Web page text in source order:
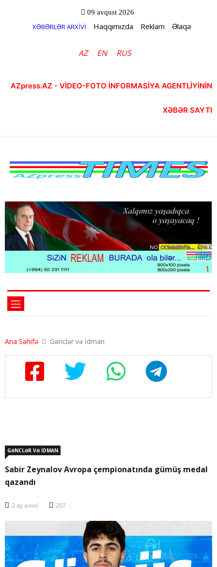
09 avqust 2026
XƏBƏRLƏR ARXİVİ Haqqımızda Reklam Əlaqə
AZ EN RUS
AZpress.AZ - VİDEO-FOTO İNFORMASİYA AGENTLİYİNİN
XƏBƏR SAYTI
Ana Səhifə Gənclər və İdman
GƏNCLƏR VƏ İDMAN
Sabir Zeynalov Avropa çempionatında gümüş medal
qazandı
2 ay əvvəl 207